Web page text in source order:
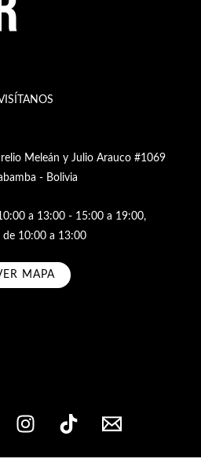
Meleán y Julio Arauco #1069
- Bolivia
a 13:00 - 15:00 a 19:00,
de 10:00 a 13:00
MAPA